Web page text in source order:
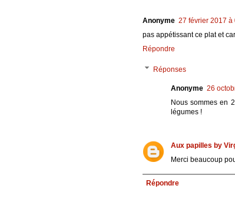
Anonyme 27 février 2017 à
pas appétissant ce plat et
Répondre
Réponses
Anonyme 26
Nous sommes en
légumes !
Aux papilles by
Merci beaucoup
Répondre